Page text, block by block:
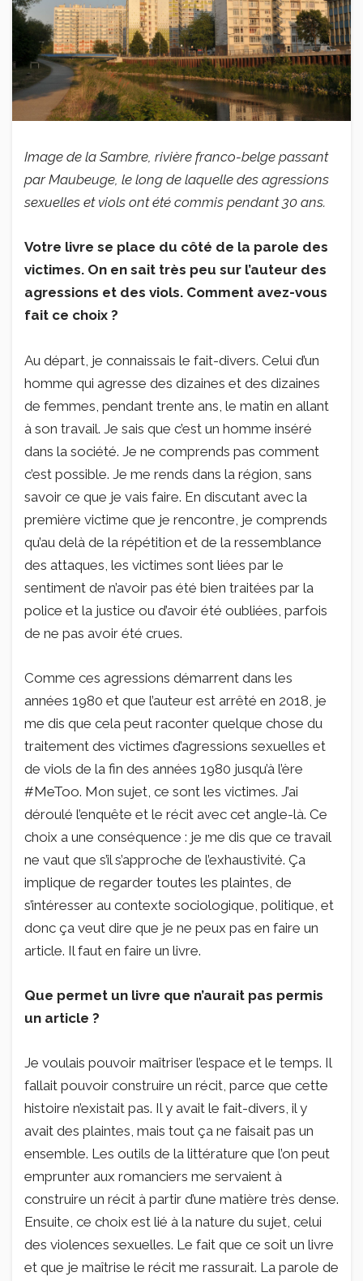
Image de la Sambre, rivière franco-belge passant
par Maubeuge, le long de laquelle des agressions
sexuelles et viols ont été commis pendant 30 ans.
Votre livre se place du côté de la parole des
victimes. On en sait très peu sur l’auteur des
agressions et des viols. Comment avez-vous
fait ce choix ?
Au départ, je connaissais le fait-divers. Celui d’un
homme qui agresse des dizaines et des dizaines
de femmes, pendant trente ans, le matin en allant
à son travail. Je sais que c’est un homme inséré
dans la société. Je ne comprends pas comment
c’est possible. Je me rends dans la région, sans
savoir ce que je vais faire. En discutant avec la
première victime que je rencontre, je comprends
qu’au delà de la répétition et de la ressemblance
des attaques, les victimes sont liées par le
sentiment de n’avoir pas été bien traitées par la
police et la justice ou d’avoir été oubliées, parfois
de ne pas avoir été crues.
Comme ces agressions démarrent dans les
années 1980 et que l’auteur est arrêté en 2018, je
me dis que cela peut raconter quelque chose du
traitement des victimes d’agressions sexuelles et
de viols de la fin des années 1980 jusqu’à l’ère
#MeToo. Mon sujet, ce sont les victimes. J’ai
déroulé l’enquête et le récit avec cet angle-là. Ce
choix a une conséquence : je me dis que ce travail
ne vaut que s’il s’approche de l’exhaustivité. Ça
implique de regarder toutes les plaintes, de
s’intéresser au contexte sociologique, politique, et
donc ça veut dire que je ne peux pas en faire un
article. Il faut en faire un livre.
Que permet un livre que n’aurait pas permis
un article ?
Je voulais pouvoir maîtriser l’espace et le temps. Il
fallait pouvoir construire un récit, parce que cette
histoire n’existait pas. Il y avait le fait-divers, il y
avait des plaintes, mais tout ça ne faisait pas un
ensemble. Les outils de la littérature que l’on peut
emprunter aux romanciers me servaient à
construire un récit à partir d’une matière très dense.
Ensuite, ce choix est lié à la nature du sujet, celui
des violences sexuelles. Le fait que ce soit un livre
et que je maîtrise le récit me rassurait. La parole de